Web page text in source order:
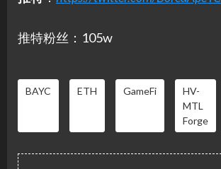
推特粉丝：105w
BAYC ETH GameFi
HV-
MTL
Forge